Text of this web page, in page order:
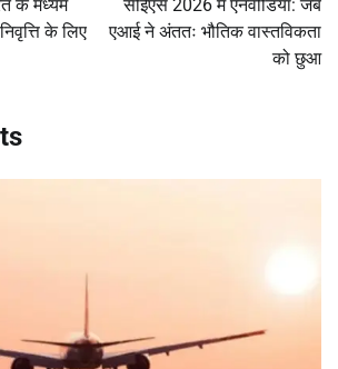
के मध्यम
के लिए
सीईएस 2026 में एनवीडिया: जब
एआई ने अंततः भौतिक वास्तविकता
को छुआ